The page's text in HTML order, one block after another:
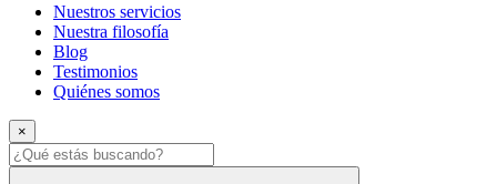
Nuestros servicios
Nuestra filosofía
Blog
Testimonios
Quiénes somos
×